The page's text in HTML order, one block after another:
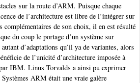
sur la route d’ARM. Puisque chaque
de l’architecture est libre de l’intégrer sur
complémentaires de son choix, il en est résulté
du coup le portage d’un système sur
d’adaptations qu’il ya de variantes, alors
de l’unicité d’architecture imposée à
IBM. Linus Torvalds a ainsi pu exprimer
ARM était une vraie galère